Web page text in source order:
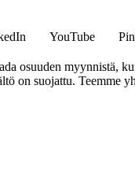
YouTube
osuuden myynnistä,
on suojattu. Teemme